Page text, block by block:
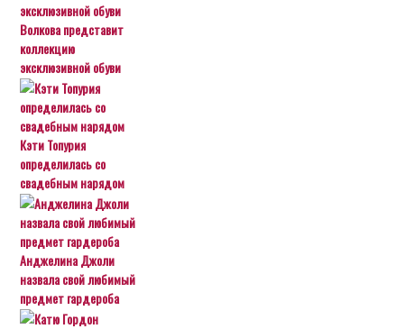
Волкова представит
коллекцию
эксклюзивной обуви
Кэти Топурия
определилась со
свадебным нарядом
Анджелина Джоли
назвала свой любимый
предмет гардероба